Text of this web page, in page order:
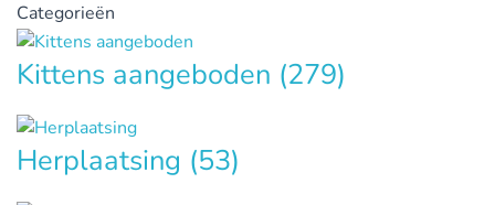
Categorieën
Kittens aangeboden (279)
Herplaatsing (53)